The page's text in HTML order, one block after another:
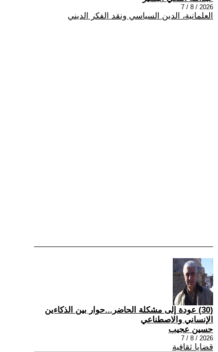
2026 / 8 / 7
العلمانية، الدين السياسي ونقد الفكر الديني
(30) عودة إلى مشكلة الحاضر...حوار بين الذكاءين
الإنساني والاصطناعي
حسين عجيب
2026 / 8 / 7
قضايا ثقافية